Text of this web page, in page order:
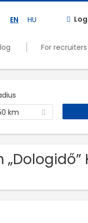
EN HU
For recruiters
km